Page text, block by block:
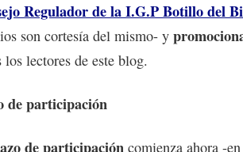
Regulador de la I.G.P Botillo del
son cortesía del mismo- y
los lectores de este blog.
de participación
de participación comienza ahora -